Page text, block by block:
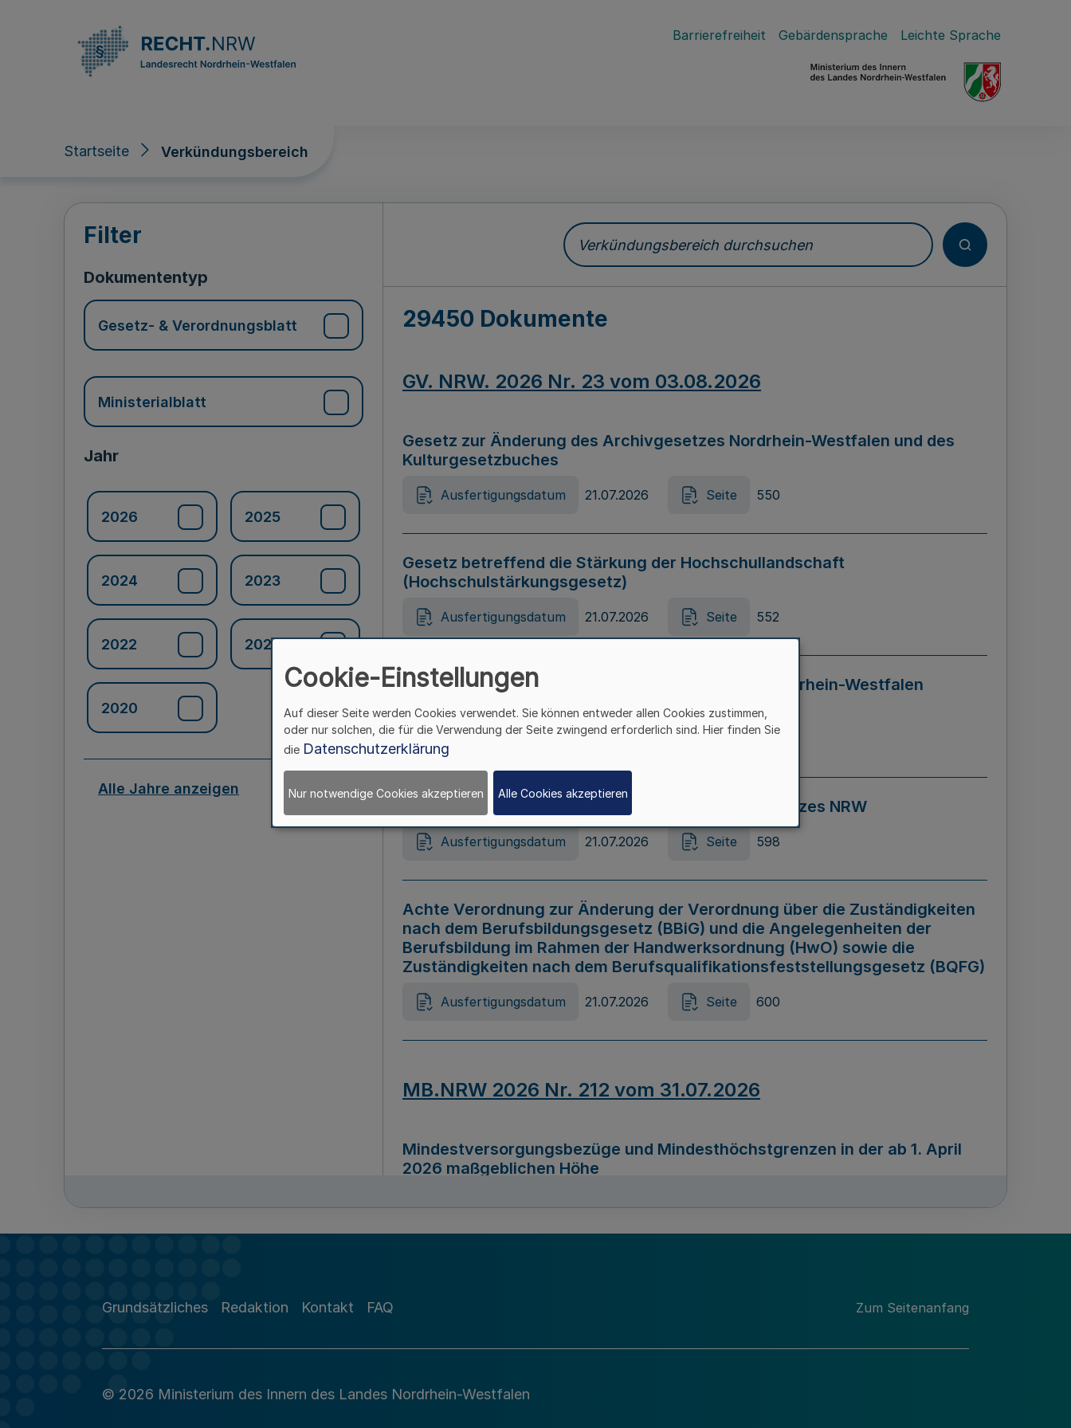
Barrierefreiheit Gebärdensprache Leichte Sprache
Startseite Verkündungsbereich
Verkündungsbereich
Filter
Dokumententyp
Gesetz- & Verordnungsblatt
Ministerialblatt
Jahr
2026 2025
2024 2023
2022 2021
2020
Alle Jahre anzeigen
Verkündungsbereich durchsuchen
29450 Dokumente
GV. NRW. 2026 Nr. 23 vom 03.08.2026
Gesetz zur Änderung des Archivgesetzes Nordrhein-Westfalen und des
Kulturgesetzbuches
Ausfertigungsdatum 21.07.2026 Seite 550
Gesetz betreffend die Stärkung der Hochschullandschaft
(Hochschulstärkungsgesetz)
Ausfertigungsdatum 21.07.2026 Seite 552
Gesetz zur Vermeidung von Diskriminierung in Nordrhein-Westfalen
(Landesantidiskriminierungsgesetz – LADG NRW)
Ausfertigungsdatum 21.07.2026 Seite 595
Gesetz zur Änderung des Online-Casinospiel Gesetzes NRW
Ausfertigungsdatum 21.07.2026 Seite 598
Achte Verordnung zur Änderung der Verordnung über die Zuständigkeiten
nach dem Berufsbildungsgesetz (BBiG) und die Angelegenheiten der
Berufsbildung im Rahmen der Handwerksordnung (HwO) sowie die
Zuständigkeiten nach dem Berufsqualifikationsfeststellungsgesetz (BQFG)
Ausfertigungsdatum 21.07.2026 Seite 600
MB.NRW 2026 Nr. 212 vom 31.07.2026
Mindestversorgungsbezüge und Mindesthöchstgrenzen in der ab 1. April
2026 maßgeblichen Höhe
Richtlinie zur Durchführung des Förderprogramms „Mittelstand Innovativ &
Grundsätzliches Redaktion Kontakt FAQ Zum Seitenanfang
© 2026 Ministerium des Innern des Landes Nordrhein-Westfalen
Cookie-Einstellungen
Auf dieser Seite werden Cookies verwendet. Sie können entweder allen Cookies zustimmen,
oder nur solchen, die für die Verwendung der Seite zwingend erforderlich sind. Hier finden Sie
die Datenschutzerklärung
Nur notwendige Cookies akzeptieren Alle Cookies akzeptieren